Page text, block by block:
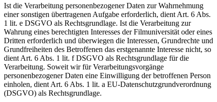
Ist die Verarbeitung personenbezogener Daten zur Wahrnehmung
einer sonstigen übertragenen Aufgabe erforderlich, dient Art. 6 Abs.
1 lit. e DSGVO als Rechtsgrundlage. Ist die Verarbeitung zur
Wahrung eines berechtigten Interesses der Filmuniversität oder eines
Dritten erforderlich und überwiegen die Interessen, Grundrechte und
Grundfreiheiten des Betroffenen das erstgenannte Interesse nicht, so
dient Art. 6 Abs. 1 lit. f DSGVO als Rechtsgrundlage für die
Verarbeitung. Soweit wir für Verarbeitungsvorgänge
personenbezogener Daten eine Einwilligung der betroffenen Person
einholen, dient Art. 6 Abs. 1 lit. a EU-Datenschutzgrundverordnung
(DSGVO) als Rechtsgrundlage.